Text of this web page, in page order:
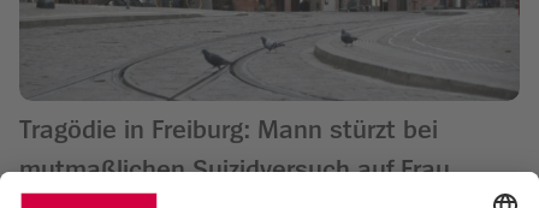
Tragödie in Freiburg: Mann stürzt bei
mutmaßlichen Suizidversuch auf Frau